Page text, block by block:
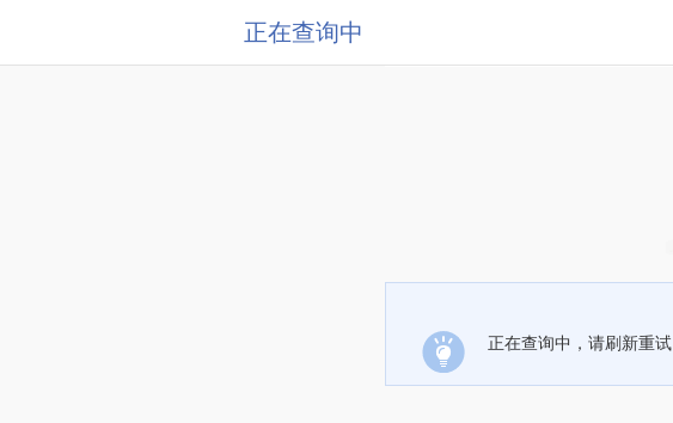
正在查询中
正在查询中，请刷新重试